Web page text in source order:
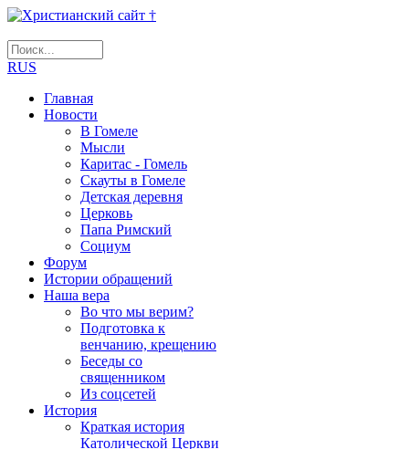
RUS
Главная
Новости
В Гомеле
Мысли
Каритас - Гомель
Скауты в Гомеле
Детская деревня
Церковь
Папа Римский
Социум
Форум
Истории обращений
Наша вера
Во что мы верим?
Подготовка к
венчанию, крещению
Беседы со
священником
Из соцсетей
История
Краткая история
Католической Церкви